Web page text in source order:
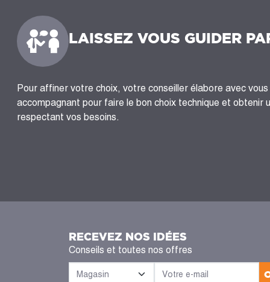
LAISSEZ VOUS GUIDER
Pour affiner votre choix, votre conseiller élabore avec
accompagnant pour faire le bon choix technique et obtenir
respectant vos besoins.
RECEVEZ NOS IDÉES
Conseils et toutes nos offres